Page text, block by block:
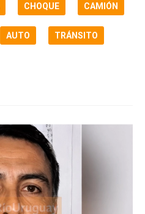
CHOQUE CAMIÓN
AUTO TRÁNSITO